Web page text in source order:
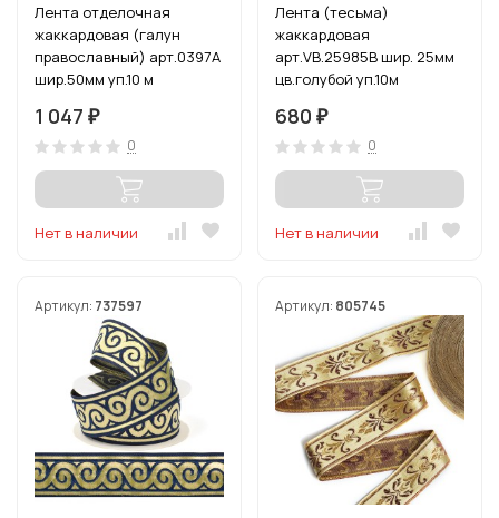
Лента отделочная
жаккардовая (галун
православный) арт.0397A
шир.50мм уп.10 м
1 047 ₽
0
Нет в наличии
Лента (тесьма)
жаккардовая
арт.VB.25985B шир. 25мм
цв.голубой уп.10м
680 ₽
0
Нет в наличии
Артикул: 737597 Артикул: 805745